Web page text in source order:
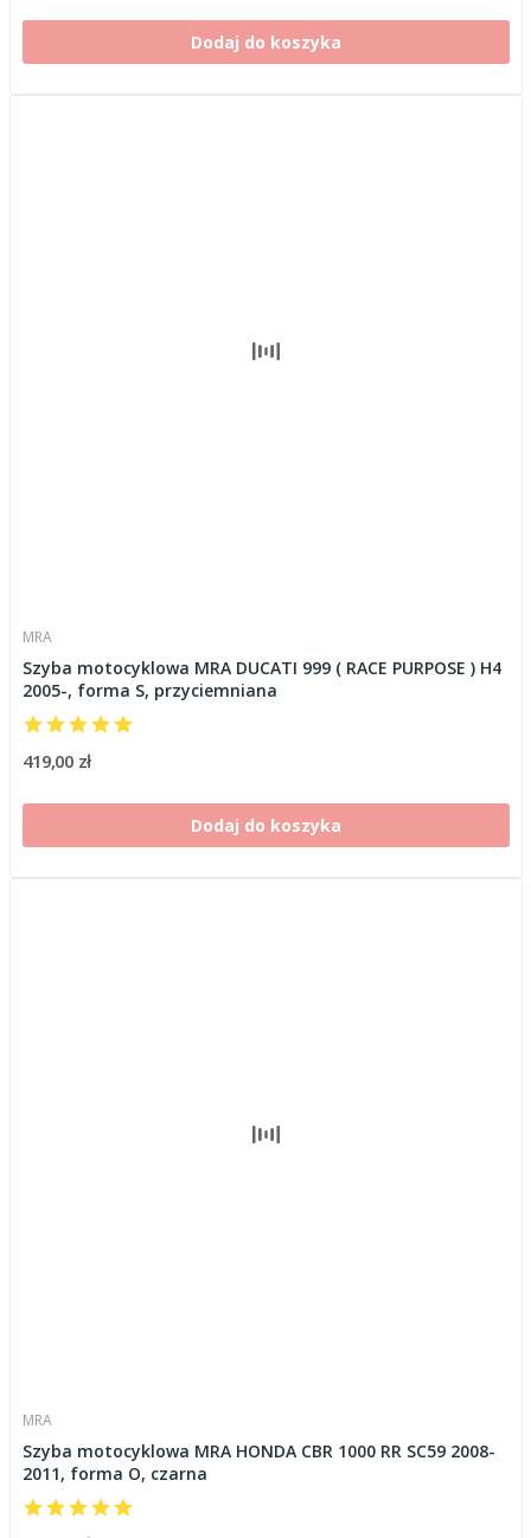
Dodaj do koszyka
MRA
Szyba motocyklowa MRA DUCATI 999 ( RACE PURPOSE ) H4
2005-, forma S, przyciemniana
419,00 zł
Dodaj do koszyka
MRA
Szyba motocyklowa MRA HONDA CBR 1000 RR SC59 2008-
2011, forma O, czarna